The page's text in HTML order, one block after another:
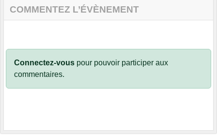
COMMENTEZ L’ÉVÈNEMENT
Connectez-vous pour pouvoir participer aux
commentaires.